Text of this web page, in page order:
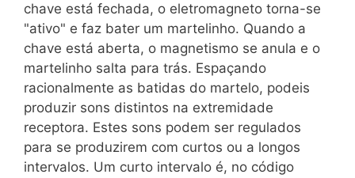
chave está fechada, o eletromagneto torna-se
"ativo" e faz bater um martelinho. Quando a
chave está aberta, o magnetismo se anula e o
martelinho salta para trás. Espaçando
racionalmente as batidas do martelo, podeis
produzir sons distintos na extremidade
receptora. Estes sons podem ser regulados
para se produzirem com curtos ou a longos
intervalos. Um curto intervalo é, no código